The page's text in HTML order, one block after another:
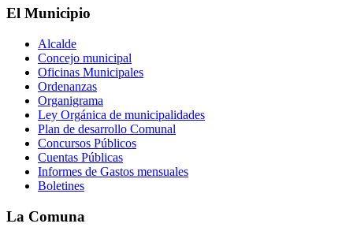
El Municipio
Alcalde
Concejo municipal
Oficinas Municipales
Ordenanzas
Organigrama
Ley Orgánica de municipalidades
Plan de desarrollo Comunal
Concursos Públicos
Cuentas Públicas
Informes de Gastos mensuales
Boletines
La Comuna